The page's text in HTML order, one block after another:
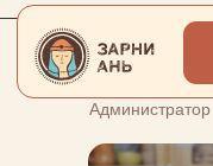
Администратор